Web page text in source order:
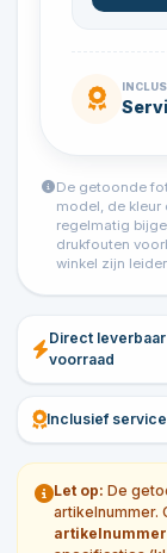
De getoonde
model, de
regelmatig
drukfouten
winkel zijn
Direct
voorraad
Inclusief
Let op: De
artikelnummer.
artikelnummer